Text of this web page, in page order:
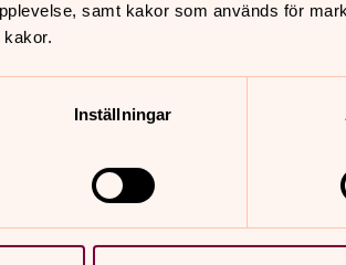
samt kakor som används för
Inställningar